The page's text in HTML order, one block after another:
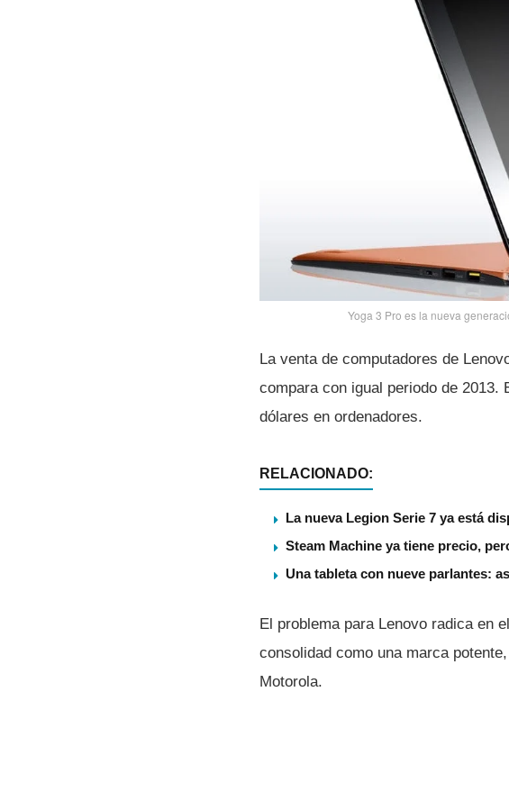
Yoga 3 Pro es la nueva
La venta de computadores de
compara con igual periodo de
dólares en ordenadores.
RELACIONADO:
La nueva Legion Serie 7 ya está
Steam Machine ya tiene precio,
Una tableta con nueve parlantes:
El problema para Lenovo radica en
consolidad como una marca
Motorola.